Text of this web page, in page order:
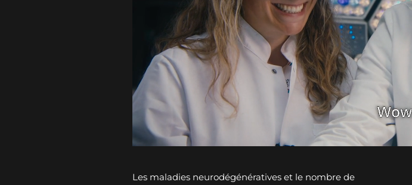
Les maladies neurodégénératives et le nombre de